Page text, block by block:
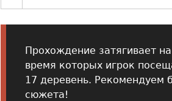
Прохождение затягивает
время которых игрок
17 деревень. Рекомендуем
сюжета!